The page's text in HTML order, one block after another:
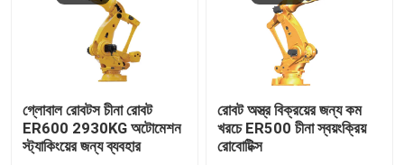
গ্লোবাল রোবটস চীনা রোবট
ER600 2930KG অটোমেশন
স্ট্যাকিংয়ের জন্য ব্যবহার
রোবট অস্ত্র বিক্রয়ের জন্য কম
খরচে ER500 চীনা স্বয়ংক্রিয়
রোবোটিক্স